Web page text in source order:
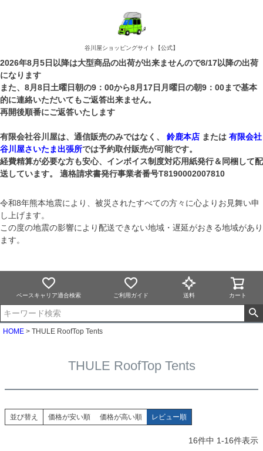
谷川屋ショッピングサイト【公式】
2026年8月5日以降は大型商品の出荷が出来ませんので8/17以降の出荷
になります
また、8月8日土曜日朝の9：00から8月17日月曜日の朝9：00まで基本
的に連絡いただいてもご返答出来ません。
再開後順番にご返答いたします
有限会社谷川屋は、通信販売のみではなく、 鈴鹿本店 または 有限会社
谷川屋さいたま出張所では予約取付販売が可能です。
経費精算が必要な方も安心、インボイス制度対応用紙発行＆同梱して配
送しています。 適格請求書発行事業者番号T8190002007810
令和8年熊本地震により、被災されたすべての方々に心よりお見舞い申
し上げます。
この度の地震の影響により配送できない地域・遅延がおきる地域があり
ます。
ベースキャリア適合検索 ご利用ガイド 送料 カート
HOME THULE RoofTop Tents
THULE RoofTop Tents
並び替え 価格が安い順 価格が高い順 レビュー順
16件中 1-16件表示